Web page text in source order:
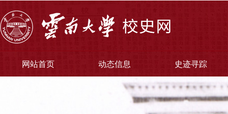
网站首页 动态信息 史迹寻踪